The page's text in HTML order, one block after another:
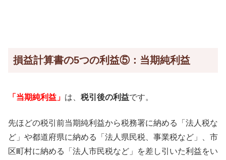
損益計算書の5つの利益⑤：当期純利益
「当期純利益」 は、 税引後の利益です。
先ほどの税引前当期純利益から税務署に納める「法人税な
ど」や都道府県に納める「法人県民税、事業税など」、市
区町村に納める「法人市民税など」を差し引いた利益をい